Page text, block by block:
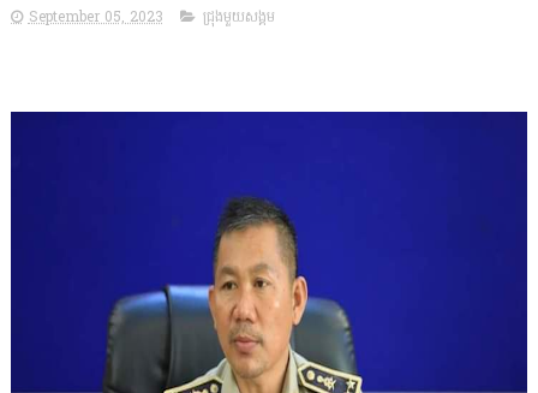
September 05, 2023 ជ្រុងមួយសង្គម